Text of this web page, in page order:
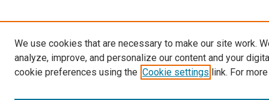
We use cookies that are necessary to make our site work.
analyze, improve, and personalize our content and your
cookie preferences using the Cookie settings link. For